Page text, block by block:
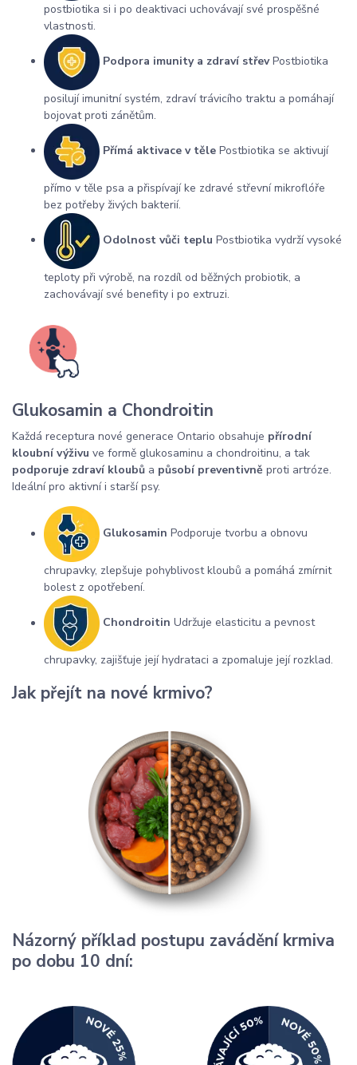
postbiotika si i po deaktivaci uchovávají své prospěšné
vlastnosti.
Podpora imunity a zdraví střevPostbiotika
posilují imunitní systém, zdraví trávicího traktu a pomáhají
bojovat proti zánětům.
Přímá aktivace v těle Postbiotika se aktivují
přímo v těle psa a přispívají ke zdravé střevní mikroflóře
bez potřeby živých bakterií.
Odolnost vůči teplu Postbiotika vydrží vysoké
teploty při výrobě, na rozdíl od běžných probiotik, a
zachovávají své benefity i po extruzi.
Glukosamin a Chondroitin
Každá receptura nové generace Ontario obsahuje přírodní
kloubní výživu ve formě glukosaminu a chondroitinu, a tak
podporuje zdraví kloubů a působí preventivně proti artróze.
Ideální pro aktivní i starší psy.
Glukosamin Podporuje tvorbu a obnovu
chrupavky, zlepšuje pohyblivost kloubů a pomáhá zmírnit
bolest z opotřebení.
Chondroitin Udržuje elasticitu a pevnost
chrupavky, zajišťuje její hydrataci a zpomaluje její rozklad.
Jak přejít na nové krmivo?
Názorný příklad postupu zavádění krmiva
po dobu 10 dní: